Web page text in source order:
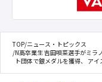
TOP/ニュース・トピックス
/N高卒業生 吉田唄菜選手がミラ
ト団体で銀メダルを獲得、 ア